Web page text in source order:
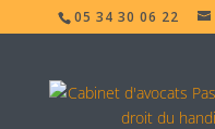
05 34 30 06 22